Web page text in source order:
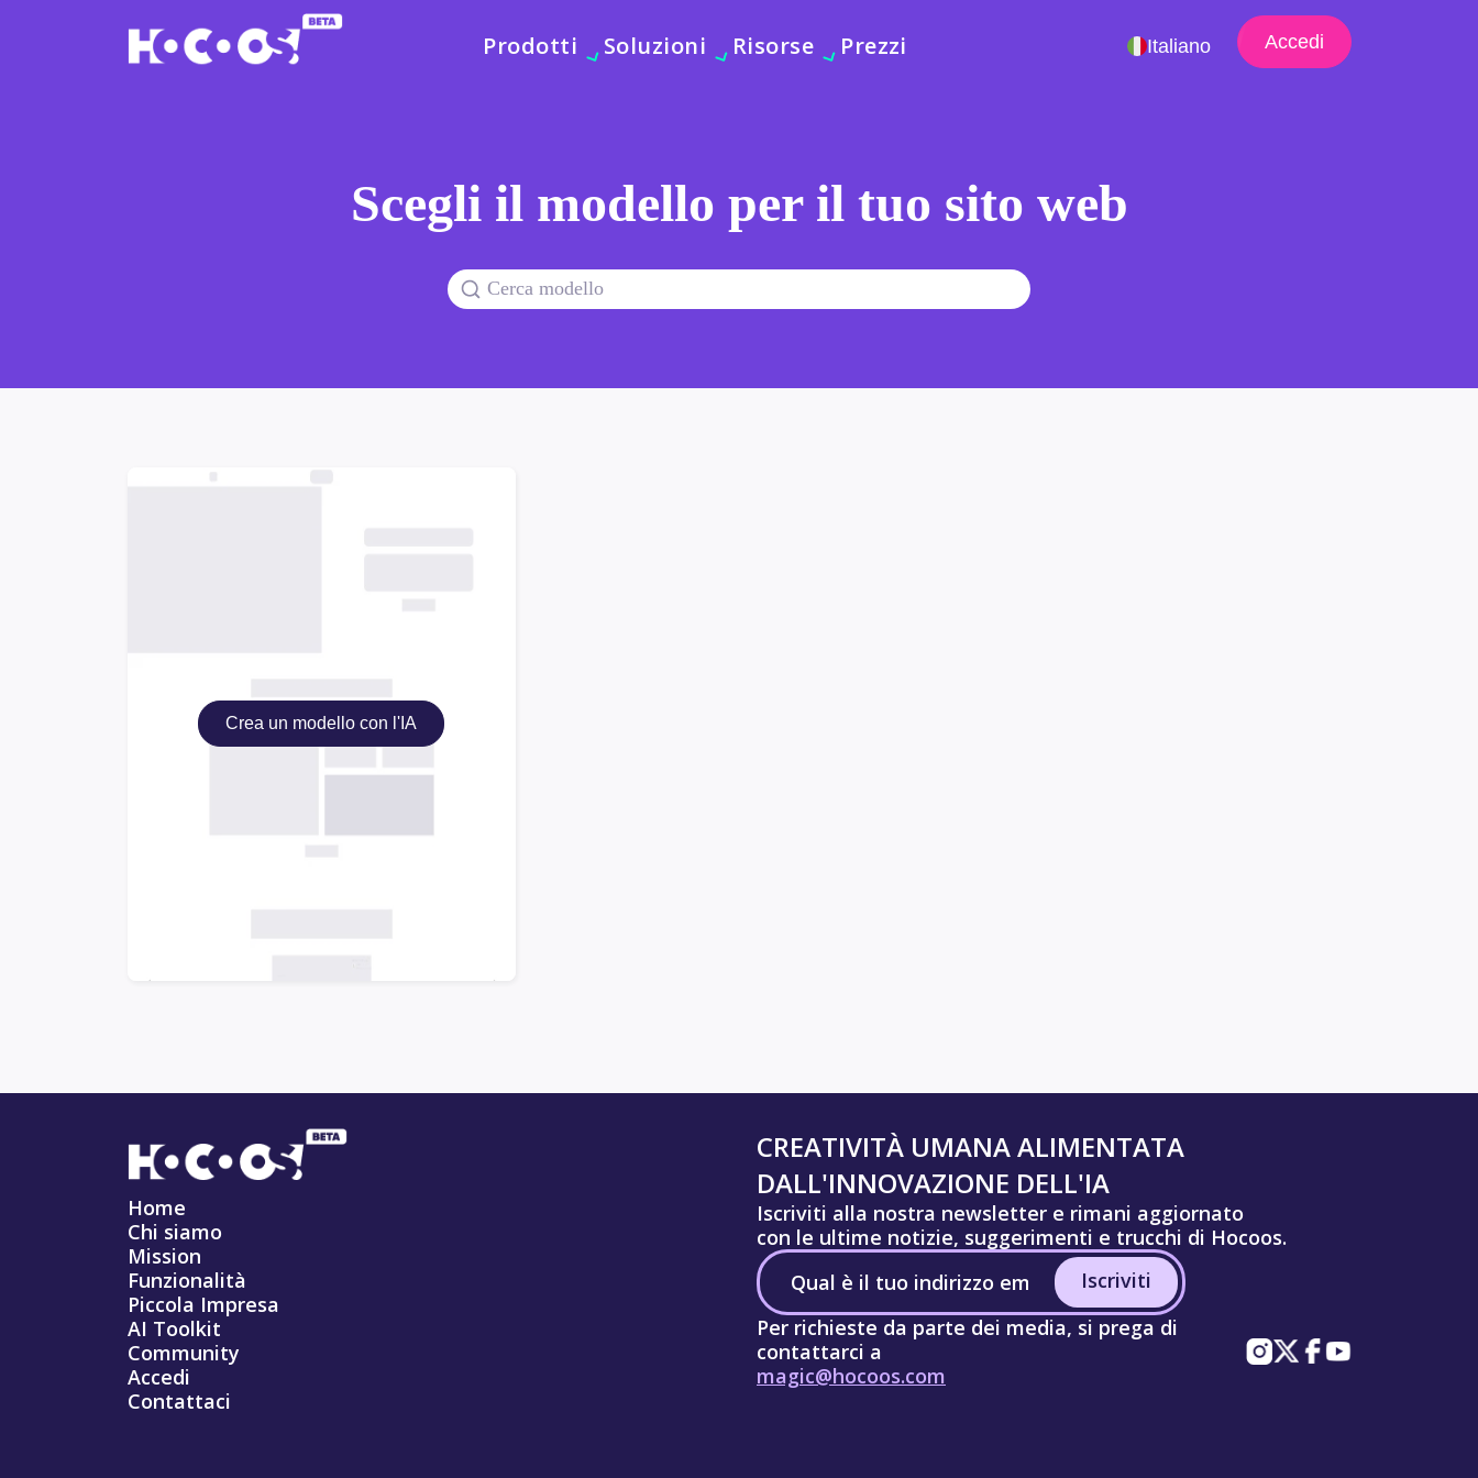
Prodotti Soluzioni Risorse Prezzi Italiano Accedi
Scegli il modello per il tuo sito web
Crea un modello con l'IA
Home
Chi siamo
Mission
Funzionalità
Piccola Impresa
AI Toolkit
Community
Accedi
Contattaci
CREATIVITÀ UMANA ALIMENTATA
DALL'INNOVAZIONE DELL'IA
Iscriviti alla nostra newsletter e rimani aggiornato
con le ultime notizie, suggerimenti e trucchi di Hocoos.
Iscriviti
Per richieste da parte dei media, si prega di
contattarci a
magic@hocoos.com